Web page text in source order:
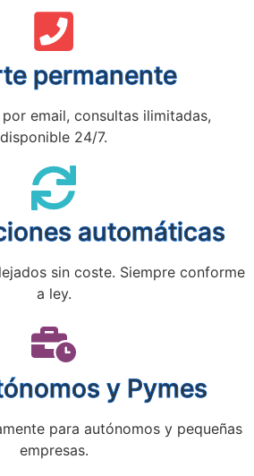
permanente
email, consultas ilimitadas,
disponible 24/7.
automáticas
sin coste. Siempre conforme
a ley.
y Pymes
para autónomos y pequeñas
empresas.